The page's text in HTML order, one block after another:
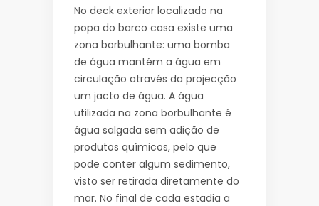
No deck exterior localizado na
popa do barco casa existe uma
zona borbulhante: uma bomba
de água mantém a água em
circulação através da projecção
um jacto de água. A água
utilizada na zona borbulhante é
água salgada sem adição de
produtos químicos, pelo que
pode conter algum sedimento,
visto ser retirada diretamente do
mar. No final de cada estadia a